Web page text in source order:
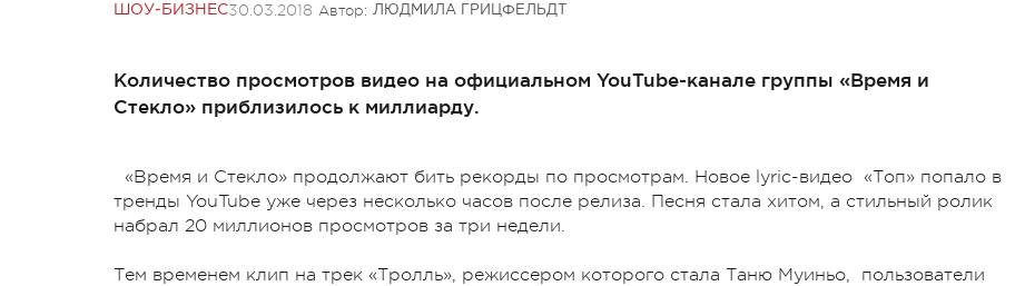
ШОУ-БИЗНЕС30.03.2018 Автор: ЛЮДМИЛА ГРИЦФЕЛЬДТ
Количество просмотров видео на официальном YouTubе-канале группы «Время и
Стекло» приблизилось к миллиарду.
«Время и Стекло» продолжают бить рекорды по просмотрам. Новое lyric-видео «Топ» попало в
тренды YouTube уже через несколько часов после релиза. Песня стала хитом, а стильный ролик
набрал 20 миллионов просмотров за три недели.
Тем временем клип на трек «Тролль», режиссером которого стала Таню Муиньо, пользователи